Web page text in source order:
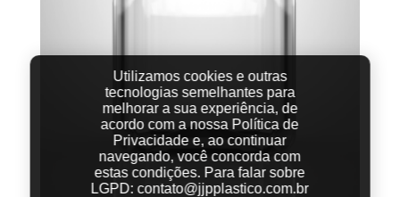
Utilizamos cookies e outras
tecnologias semelhantes para
melhorar a sua experiência, de
acordo com a nossa Política de
Privacidade e, ao continuar
navegando, você concorda com
estas condições. Para falar sobre
LGPD:contato@jjpplastico.com.br